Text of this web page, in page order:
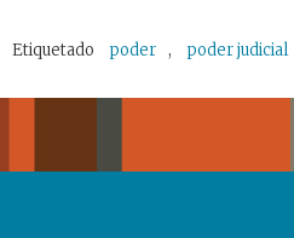
Etiquetado poder , poder judicial